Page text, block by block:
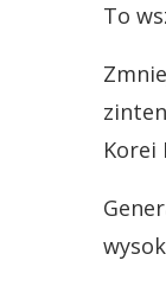
To
Korei